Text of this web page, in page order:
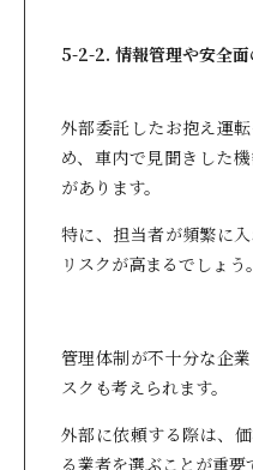
5-2-2. 情報管理や安全面
外部委託したお抱え運
め、車内で見聞きした
があります。
特に、担当者が頻繁に
リスクが高まるでしょう。
管理体制が不十分な企
スクも考えられます。
外部に依頼する際は、
る業者を選ぶことが重要